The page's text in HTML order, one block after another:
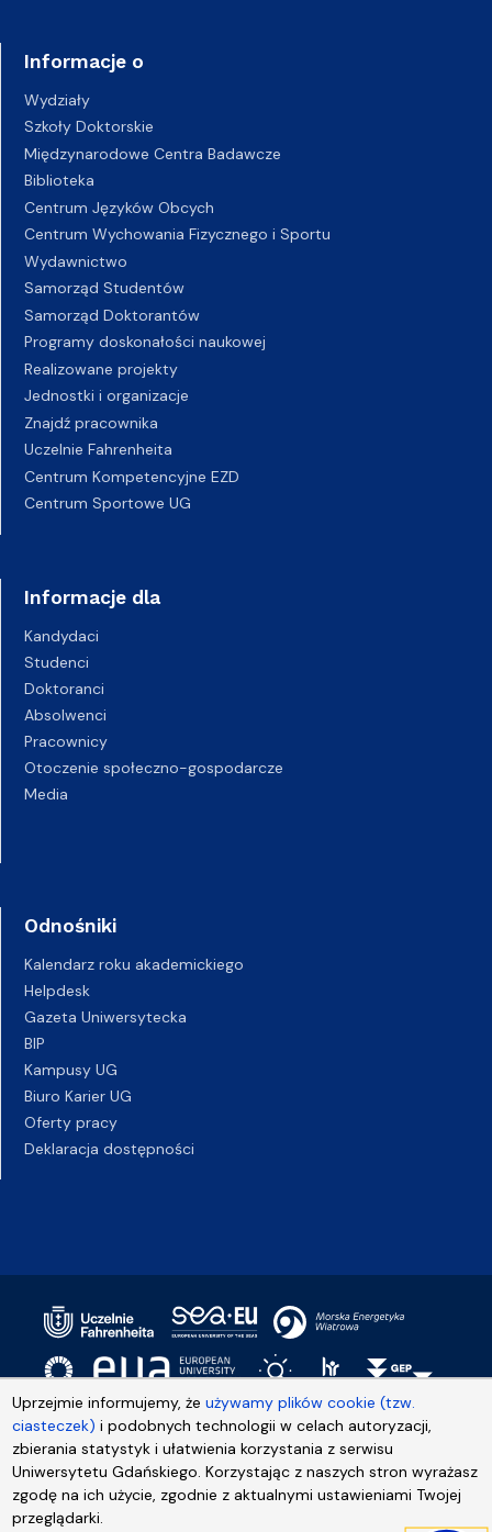
Uprzejmie informujemy, żeużywamy plików cookie (tzw.
ciasteczek) i podobnych technologii w celach autoryzacji,
zbierania statystyk i ułatwienia korzystania z serwisu
Uniwersytetu Gdańskiego. Korzystając z naszych stron wyrażasz
zgodę na ich użycie, zgodnie z aktualnymi ustawieniami Twojej
przeglądarki.
Informacje o
Wydziały
Szkoły Doktorskie
Międzynarodowe Centra Badawcze
Biblioteka
Centrum Języków Obcych
Centrum Wychowania Fizycznego i Sportu
Wydawnictwo
Samorząd Studentów
Samorząd Doktorantów
Programy doskonałości naukowej
Realizowane projekty
Jednostki i organizacje
Znajdź pracownika
Uczelnie Fahrenheita
Centrum Kompetencyjne EZD
Centrum Sportowe UG
Informacje dla
Kandydaci
Studenci
Doktoranci
Absolwenci
Pracownicy
Otoczenie społeczno-gospodarcze
Media
Odnośniki
Kalendarz roku akademickiego
Helpdesk
Gazeta Uniwersytecka
BIP
Kampusy UG
Biuro Karier UG
Oferty pracy
Deklaracja dostępności